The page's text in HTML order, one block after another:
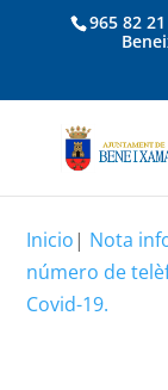
965 82
Inicio| Nota
número de
Covid-19.